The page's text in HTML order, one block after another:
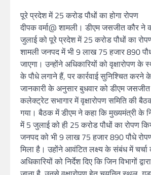
पूरे प्रदेश में 25 करोड पौधों का होगा रोपण
दीपक वर्मा@ शामली। डीएम जसजीत कौर ने
जुलाई को पूरे प्रदेश में 25 करोड पौधों का
शामली जनपद में भी 9 लाख 75 हजार 890
जाएगा। उन्होंने अधिकारियों को वृक्षारोपण
के पौधे लगाने हैं, पर कार्रवाई सुनिश्चित करने के
जानकारी के अनुसार बुधवार को डीएम जसजीत
कलेक्ट्रेट सभागार में वृक्षारोपण समिति की
गया। बैठक में डीएम ने कहा कि मुख्यमंत्री के
में 5 जुलाई को ही 25 करोड पौधों का रोपण
जनपद को भी 9 लाख 75 हजार 890 पौधे
मिला है। उहोंने आवंटित लक्ष्य के संबंध में
अधिकारियों को निर्देश दिए कि जिन विभागों